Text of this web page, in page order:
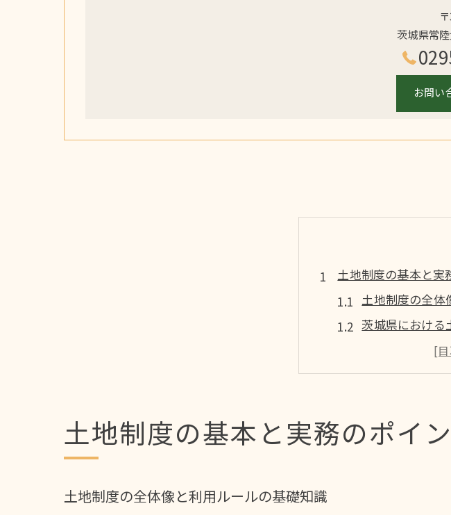
茨城県常
お問い
土地制度の基本と実
土地制度の全体
茨城県における
土地の取得や
実務で押さえる
五霞町や小手指の地
土地手続きで
土地制度の基本と実務のポイ
土地制度の全体像と利用ルールの基礎知識